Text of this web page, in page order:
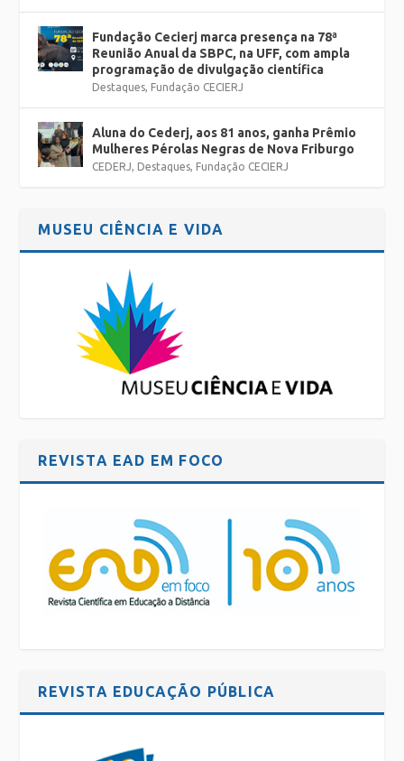
Fundação Cecierj marca presença na 78ª
Reunião Anual da SBPC, na UFF, com ampla
programação de divulgação científica
Destaques, Fundação CECIERJ
Aluna do Cederj, aos 81 anos, ganha Prêmio
Mulheres Pérolas Negras de Nova Friburgo
CEDERJ, Destaques, Fundação CECIERJ
MUSEU CIÊNCIA E VIDA
REVISTA EAD EM FOCO
REVISTA EDUCAÇÃO PÚBLICA